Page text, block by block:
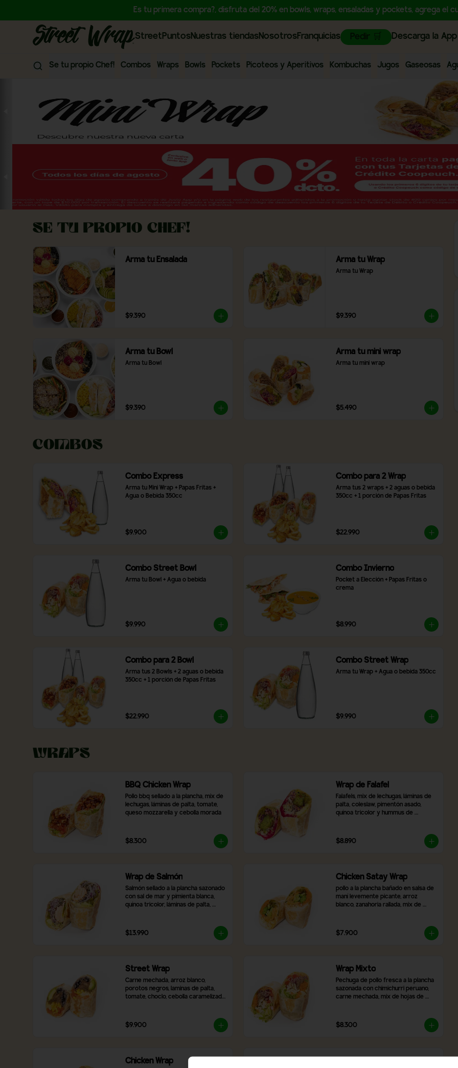
Es tu primera compra?, disfruta del 20% en bowls, wraps, ensaladas y pockets, agrega el
StreetPuntosNuestras tiendasNosotrosFranquicias Pedir 🛒 Descarga la App
Se tu propio Chef! Combos Wraps Bowls Pockets Picoteos y Aperitivos Kombuchas Jugos Gaseosas
Se tu propio Chef!
Arma tu Ensalada
$9.390
Arma tu Wrap
Arma tu Wrap
$9.390
Arma tu Bowl
Arma tu Bowl
$9.390
Arma tu mini wrap
Arma tu mini wrap
$5.490
Combos
Combo Express
Arma tu Mini Wrap + Papas Fritas +
Agua o Bebida 350cc
$9.900
Combo para 2 Wrap
Arma tus 2 wraps + 2 aguas o bebida
350cc + 1 porción de Papas Fritas
$22.990
Combo Street Bowl
Arma tu Bowl + Agua o bebida
$9.990
Combo Invierno
Pocket a Elección + Papas Fritas o
crema
$8.990
Combo para 2 Bowl
Arma tus 2 Bowls + 2 aguas o bebida
350cc + 1 porción de Papas Fritas
$22.990
Combo Street Wrap
Arma tu Wrap + Agua o bebida 350cc
$9.990
Wraps
BBQ Chicken Wrap
Pollo bbq sellado a la plancha, mix de
lechugas, láminas de palta, tomate,
queso mozzarella y cebolla morada
$8.300
Wrap de Falafel
Falafels, mix de lechugas, láminas de
palta, coleslaw, pimentón asado,
quínoa tricolor y hummus de
$8.890
Wrap de Salmón
Salmón sellado a la plancha sazonado
con sal de mar y pimienta blanca,
quínoa tricolor, láminas de palta,
$13.990
Chicken Satay Wrap
pollo a la plancha bañado en salsa de
maní levemente picante, arroz
blanco, zanahoria rallada, mix de
$7.900
Street Wrap
Carne mechada, arroz blanco,
porotos negros, laminas de palta,
tomate, choclo, cebolla caramelizada,
$9.900
Wrap Mixto
Pechuga de pollo fresca a la plancha
sazonada con chimichurri peruano,
carne mechada, mix de hojas de
salsas a elección.
$8.300
Chicken Wrap